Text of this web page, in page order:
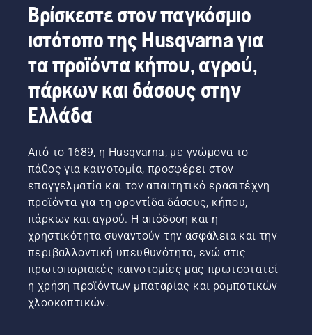
Βρίσκεστε στον παγκόσμιο
ιστότοπο της Husqvarna για
τα προϊόντα κήπου, αγρού,
πάρκων και δάσους στην
Ελλάδα
Από το 1689, η Husqvarna, με γνώμονα το
πάθος για καινοτομία, προσφέρει στον
επαγγελματία και τον απαιτητικό ερασιτέχνη
προϊόντα για τη φροντίδα δάσους, κήπου,
πάρκων και αγρού. Η απόδοση και η
χρηστικότητα συναντούν την ασφάλεια και την
περιβαλλοντική υπευθυνότητα, ενώ στις
πρωτοποριακές καινοτομίες μας πρωτοστατεί
η χρήση προϊόντων μπαταρίας και ρομποτικών
χλοοκοπτικών.